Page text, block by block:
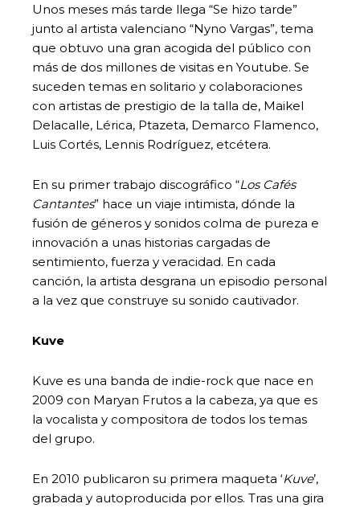
Unos meses más tarde llega “Se hizo tarde”
junto al artista valenciano “Nyno Vargas”, tema
que obtuvo una gran acogida del público con
más de dos millones de visitas en Youtube. Se
suceden temas en solitario y colaboraciones
con artistas de prestigio de la talla de, Maikel
Delacalle, Lérica, Ptazeta, Demarco Flamenco,
Luis Cortés, Lennis Rodríguez, etcétera.
En su primer trabajo discográfico “Los Cafés
Cantantes” hace un viaje intimista, dónde la
fusión de géneros y sonidos colma de pureza e
innovación a unas historias cargadas de
sentimiento, fuerza y veracidad. En cada
canción, la artista desgrana un episodio personal
a la vez que construye su sonido cautivador.
Kuve
Kuve es una banda de indie-rock que nace en
2009 con Maryan Frutos a la cabeza, ya que es
la vocalista y compositora de todos los temas
del grupo.
En 2010 publicaron su primera maqueta ‘Kuve’,
grabada y autoproducida por ellos. Tras una gira